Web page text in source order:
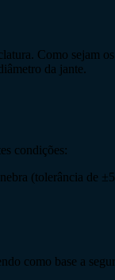
Como sejam
da jante.
condições:
(tolerância de
como base a